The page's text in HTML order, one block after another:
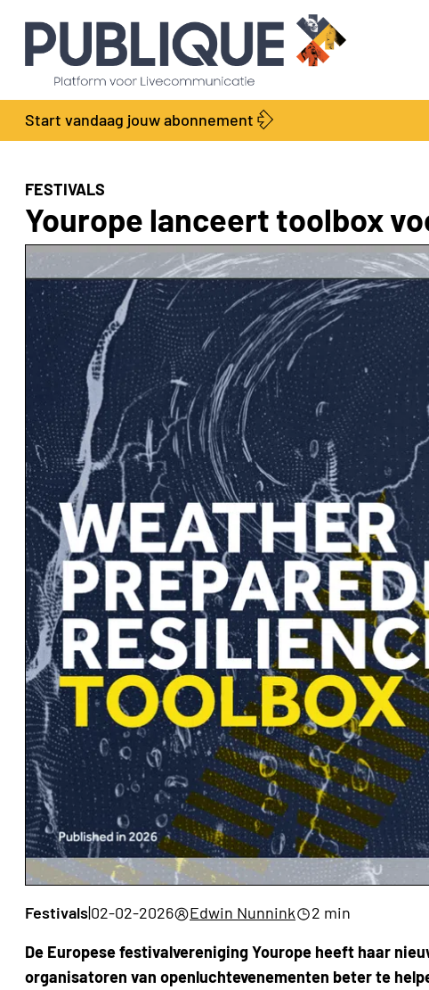
Start vandaag jouw abonnement
FESTIVALS
Yourope lanceert toolbox
Festivals|02-02-2026 Edwin Nunnink
2 min
De Europese festivalvereniging Yourope heeft haar
organisatoren van openluchtevenementen beter te